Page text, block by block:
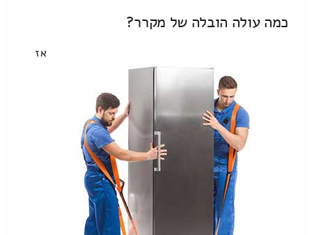
כמה עולה הובלה של מקרר?
אז